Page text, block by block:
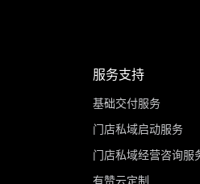
服务支持
基础交付服务
门店私域启动服务
门店私域经营咨询服
有赞云定制